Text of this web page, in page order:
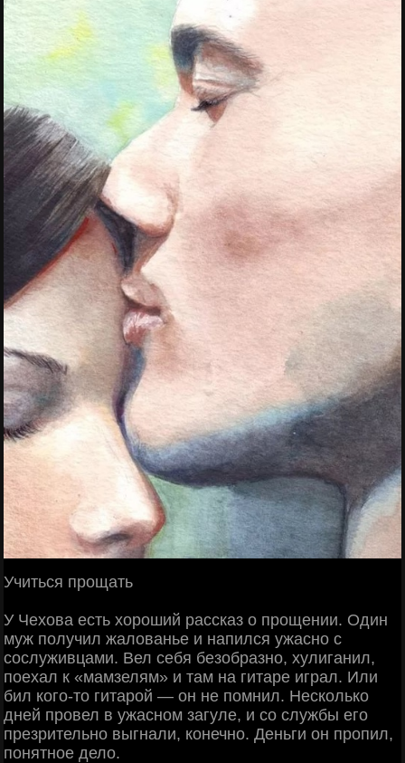
Учиться прощать
У Чехова есть хороший рассказ о прощении. Один
муж получил жалованье и напился ужасно с
сослуживцами. Вел себя безобразно, хулиганил,
поехал к «мамзелям» и там на гитаре играл. Или
бил кого-то гитарой — он не помнил. Несколько
дней провел в ужасном загуле, и со службы его
презрительно выгнали, конечно. Деньги он пропил,
понятное дело.